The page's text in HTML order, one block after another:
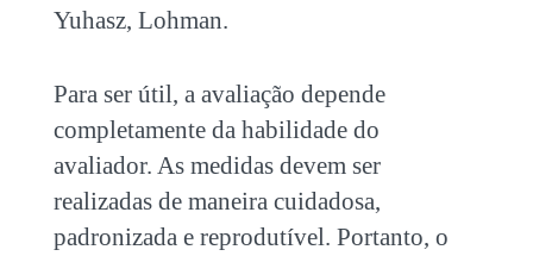
Yuhasz, Lohman.
Para ser útil, a avaliação depende
completamente da habilidade do
avaliador. As medidas devem ser
realizadas de maneira cuidadosa,
padronizada e reprodutível. Portanto, o